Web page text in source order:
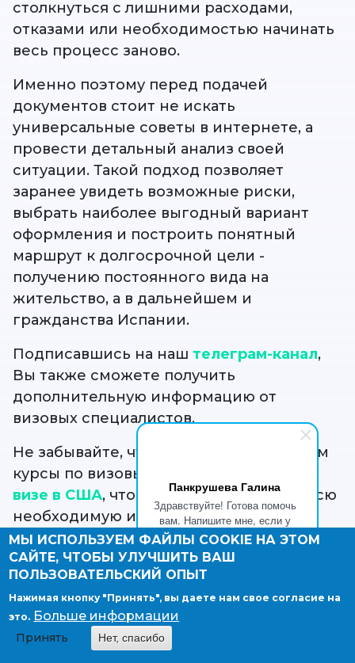
Панкрушева Галина
Здравствуйте! Готова помочь
вам. Напишите мне, если у
вас появятся вопросы.
столкнуться с лишними расходами,
отказами или необходимостью начинать
весь процесс заново.
Именно поэтому перед подачей
документов стоит не искать
универсальные советы в интернете, а
провести детальный анализ своей
ситуации. Такой подход позволяет
заранее увидеть возможные риски,
выбрать наиболее выгодный вариант
оформления и построить понятный
маршрут к долгосрочной цели -
получению постоянного вида на
жительство, а в дальнейшем и
гражданства Испании.
Подписавшись на наш телеграм-канал,
Вы также сможете получить
дополнительную информацию от
визовых специалистов.
Не забывайте, что мы также предлагаем
курсы по визовым вопросам и
визе в США, чтобы предоставить вам всю
необходимую информацию и
подготовить вас к успешному
оформлению визы.
НОВОСТИ
МЫ ИСПОЛЬЗУЕМ ФАЙЛЫ COOKIE НА ЭТОМ
САЙТЕ, ЧТОБЫ УЛУЧШИТЬ ВАШ
ПОЛЬЗОВАТЕЛЬСКИЙ ОПЫТ
Нажимая кнопку "Принять", вы даете нам свое согласие на
это. Больше информации
Принять Нет, спасибо